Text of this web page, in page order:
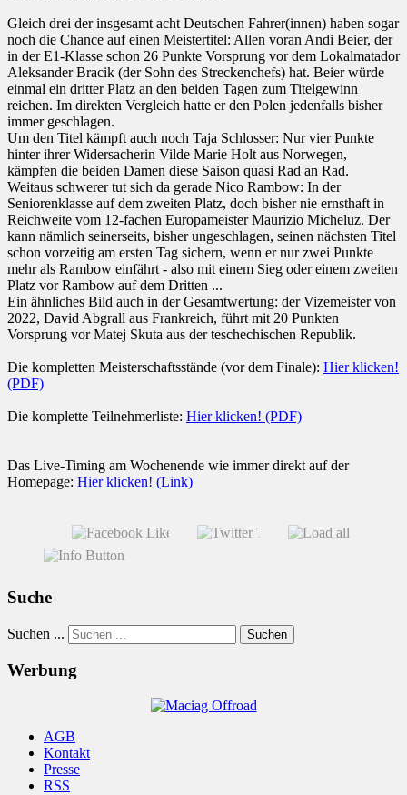
Gleich drei der insgesamt acht Deutschen Fahrer(innen) haben sogar
noch die Chance auf einen Meistertitel: Allen voran Andi Beier, der
in der E1-Klasse schon 26 Punkte Vorsprung vor dem Lokalmatador
Aleksander Bracik (der Sohn des Streckenchefs) hat. Beier würde
einmal ein dritter Platz an den beiden Tagen zum Titelgewinn
reichen. Im direkten Vergleich hatte er den Polen jedenfalls bisher
immer geschlagen.
Um den Titel kämpft auch noch Taja Schlosser: Nur vier Punkte
hinter ihrer Widersacherin Vilde Marie Holt aus Norwegen,
kämpfen die beiden Damen diese Saison quasi Rad an Rad.
Weitaus schwerer tut sich da gerade Nico Rambow: In der
Seniorenklasse auf dem zweiten Platz, doch bisher nie ernsthaft in
Reichweite vom 12-fachen Europameister Maurizio Micheluz. Der
kann nämlich seinerseits, bisher ungeschlagen, seinen nächsten Titel
schon vorzeitig am ersten Tag sichern, wenn er nur zwei Punkte
mehr als Rambow einfährt - also mit einem Sieg oder einem zweiten
Platz vor Rambow auf dem Dritten ...
Ein ähnliches Bild auch in der Gesamtwertung: der Vizemeister von
2022, David Abgrall aus Frankreich, führt mit 20 Punkten
Vorsprung vor Matej Skuta aus der teschechischen Republik.
Die kompletten Meisterschaftsstände (vor dem Finale): Hier klicken!
(PDF)
Die komplette Teilnehmerliste: Hier klicken! (PDF)
Das Live-Timing am Wochenende wie immer direkt auf der
Homepage: Hier klicken! (Link)
Suche
Suchen ... Suchen
Werbung
AGB
Kontakt
Presse
RSS